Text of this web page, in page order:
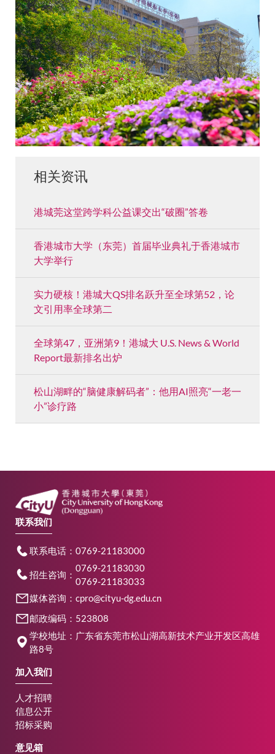
相关资讯
港城莞这堂跨学科公益课交出“破圈”答卷
香港城市大学（东莞）首届毕业典礼于香港城市
大学举行
实力硬核！港城大QS排名跃升至全球第52，论
文引用率全球第二
全球第47，亚洲第9！港城大 U.S. News & World
Report最新排名出炉
松山湖畔的“脑健康解码者”：他用AI照亮“一老一
小”诊疗路
联系我们
联系电话：0769-21183000
招生咨询：
0769-21183030
0769-21183033
媒体咨询：cpro@cityu-dg.edu.cn
邮政编码：523808
学校地址：广东省东莞市松山湖高新技术产业开发区高雄
路8号
加入我们
人才招聘
信息公开
招标采购
意见箱